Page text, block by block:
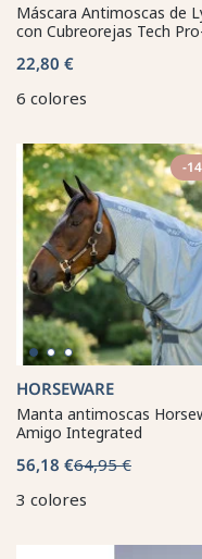
Máscara Antimoscas de
con Cubreorejas Tech
22,80 €
6 colores
-
HORSEWARE
Manta antimoscas
Amigo Integrated
56,18 €64,95 €
3 colores